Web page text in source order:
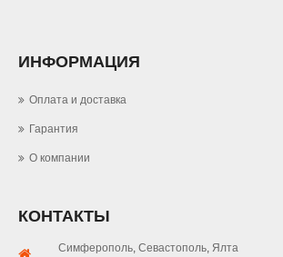
ИНФОРМАЦИЯ
Оплата и доставка
Гарантия
О компании
КОНТАКТЫ
Симферополь, Севастополь, Ялта